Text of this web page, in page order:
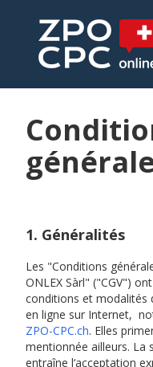
1. Généralités
Les "Conditions
ONLEX Sàrl" ("CGV")
conditions et modalités
en ligne sur Internet,
ZPO-CPC.ch. Elles
mentionnée ailleurs. La
entraîne l‘acceptation